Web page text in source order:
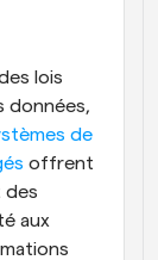
lois
données,
de
offrent
des
aux